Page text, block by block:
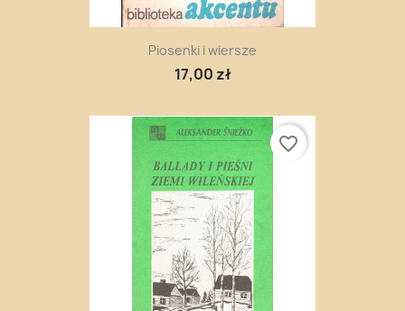
Piosenki i wiersze
17,00 zł
favorite_border